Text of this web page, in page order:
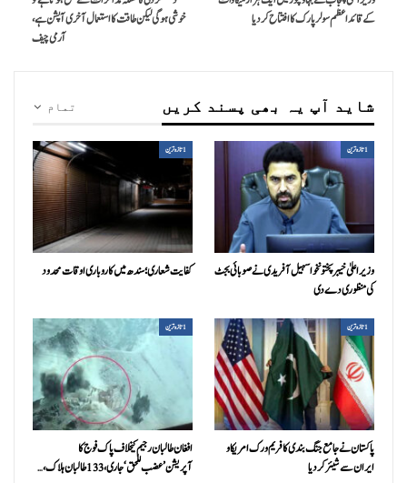
کے قائداعظم سولر پارک کا افتتاح کردیا
خوشی ہوگی لیکن طاقت کا استعمال آخری آپشن ہے،
آرمی چیف
تمام شاید آپ یہ بھی پسند کریں
1تازہ ترین
وزیراعلیٰ خیبرپختونخوا سہیل آفریدی نے صوبائی بجٹ
کی منظوری دے دی
1تازہ ترین
کفایت شعاری؛ سندھ میں کاروباری اوقات محدود
1تازہ ترین
پاکستان نے جامع جنگ بندی کا فریم ورک امریکا و
ایران سے شیئر کر دیا
1تازہ ترین
افغان طالبان رجیم کیخلاف پاک فوج کا
آپریشن’عضب للحق‘ جاری، 133 طالبان ہلاک،…